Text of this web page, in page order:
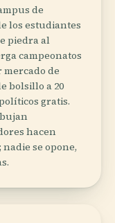
de
los estudiantes
piedra al
campeonatos
mercado de
bolsillo a 20
gratis.
hacen
se opone,